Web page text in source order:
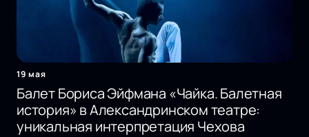
19 мая
Балет Бориса Эйфмана «Чайка. Балетная
история» в Александринском театре:
уникальная интерпретация Чехова